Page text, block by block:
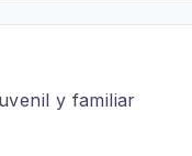
y familiar